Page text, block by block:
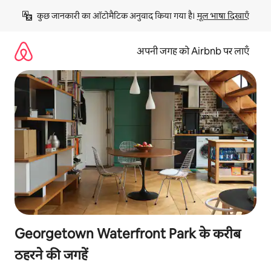
छोड़कर
कॉन्टेंट
कुछ जानकारी का ऑटोमैटिक अनुवाद किया गया है। मूल भाषा दिखाएँ
अपनी जगह को Airbnb पर लाएँ
Georgetown Waterfront Park के करीब
ठहरने की जगहें